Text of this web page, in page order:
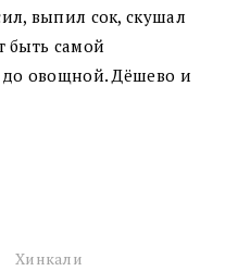
выпил сок, скушал
быть самой
до овощной. Дёшево и
Хинкали